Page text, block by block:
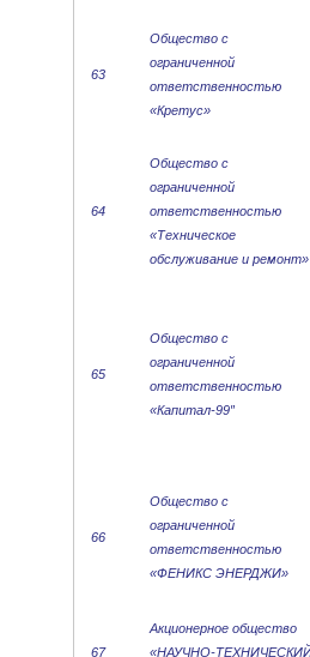
63
Общество с
ограниченной
ответственностью
«Кретус»
64
Общество с
ограниченной
ответственностью
«Техническое
обслуживание и ремонт»
65
Общество с
ограниченной
ответственностью
«Капитал-99″
66
Общество с
ограниченной
ответственностью
«ФЕНИКС ЭНЕРДЖИ»
67
Акционерное общество
«НАУЧНО-